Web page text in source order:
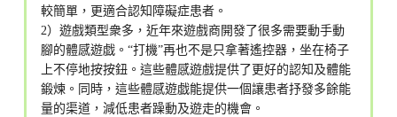
較簡單，更適合認知障礙症患者。
2）遊戲類型衆多，近年來遊戲商開發了很多需要動手動
腳的體感遊戯。“打機”再也不是只拿著遙控器，坐在椅子
上不停地按按鈕。這些體感遊戲提供了更好的認知及體能
鍛煉。同時，這些體感遊戯能提供一個讓患者抒發多餘能
量的渠道，減低患者躁動及遊走的機會。